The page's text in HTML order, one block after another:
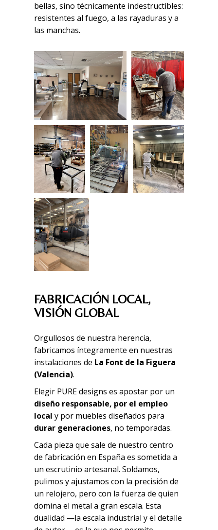
bellas, sino técnicamente indestructibles:
resistentes al fuego, a las rayaduras y a
las manchas.
FABRICACIÓN LOCAL,
VISIÓN GLOBAL
Orgullosos de nuestra herencia,
fabricamos íntegramente en nuestras
instalaciones de La Font de la Figuera
(Valencia).
Elegir PURE designs es apostar por un
diseño responsable, por el empleo
local y por muebles diseñados para
durar generaciones, no temporadas.
Cada pieza que sale de nuestro centro
de fabricación en España es sometida a
un escrutinio artesanal. Soldamos,
pulimos y ajustamos con la precisión de
un relojero, pero con la fuerza de quien
domina el metal a gran escala. Esta
dualidad —la escala industrial y el detalle